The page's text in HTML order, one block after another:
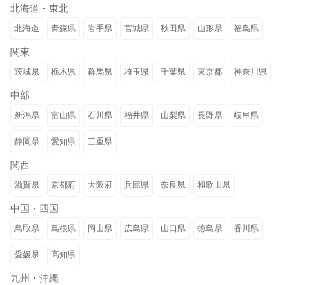
北海道・東北
北海道 青森県 岩手県 宮城県 秋田県 山形県 福島県
関東
茨城県 栃木県 群馬県 埼玉県 千葉県 東京都 神奈川県
中部
新潟県 富山県 石川県 福井県 山梨県 長野県 岐阜県
静岡県 愛知県 三重県
関西
滋賀県 京都府 大阪府 兵庫県 奈良県 和歌山県
中国・四国
鳥取県 島根県 岡山県 広島県 山口県 徳島県 香川県
愛媛県 高知県
九州・沖縄